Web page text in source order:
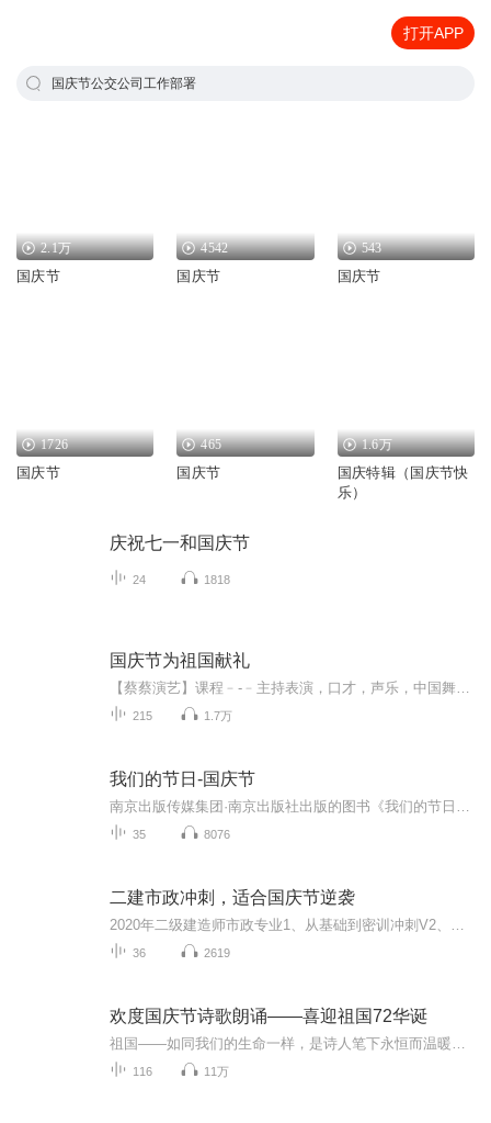
打开APP
国庆节公交公司工作部署
2.1万
国庆节
4542
国庆节
543
国庆节
1726
国庆节
465
国庆节
1.6万
国庆特辑（国庆节快
乐）
庆祝七一和国庆节
24 1818
国庆节为祖国献礼
215 1.7万
我们的节日-国庆节
35 8076
二建市政冲刺，适合国庆节逆袭
36 2619
欢度国庆节诗歌朗诵——喜迎祖国72华诞
116 11万